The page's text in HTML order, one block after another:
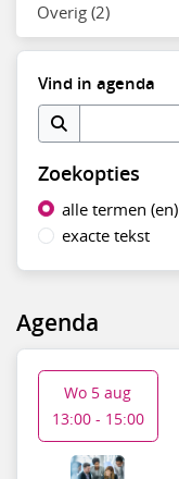
Overig (2)
Vind in agenda
Zoekopties
alle termen (en)
exacte tekst
Agenda
Wo 5 aug
13:00 - 15:00